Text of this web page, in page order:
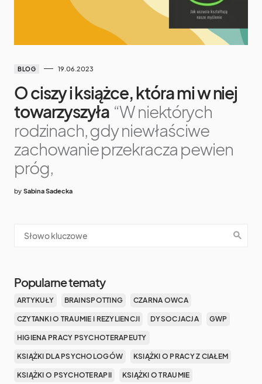
BLOG 19.06.2023
O ciszy i książce, która mi w niej
towarzyszyła “W niektórych
rodzinach, gdy niewłaściwe
zachowanie przekracza pewien
próg,
by Sabina Sadecka
Popularne tematy
ARTYKUŁY BRAINSPOTTING CZARNA OWCA
CZYTANKI O TRAUMIE I REZYLIENCJI DYSOCJACJA GWP
HIGIENA PRACY PSYCHOTERAPEUTY
KSIĄŻKI DLA PSYCHOLOGÓW KSIĄŻKI O PRACY Z CIAŁEM
KSIĄŻKI O PSYCHOTERAPII KSIĄŻKI O TRAUMIE